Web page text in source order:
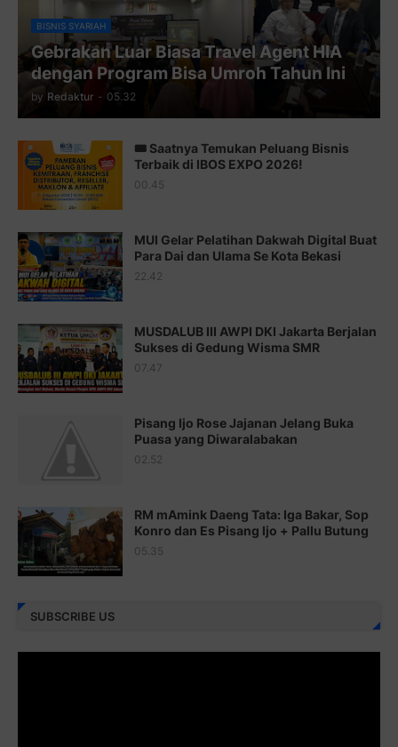
Juz 10 ⇨http://j.mp/2bHfyUH
Juz 11 ⇨http://j.mp/2bHf80y
Juz 13 ⇨http://j.mp/2bFTiKQ
Juz 14 ⇨http://j.mp/2b8SUTA
Juz 15 ⇨http://j.mp/2bFRQIM
Juz 17 ⇨http://j.mp/2brHsFz
Juz 18 ⇨http://j.mp/2b8SCfc
Juz 19 ⇨http://j.mp/2bFSq95
Juz 20 ⇨http://j.mp/2brI1zc
Juz 21 ⇨http://j.mp/2b8VcBO
http://j.mp/2bFRxNP
http://j.mp/2brItxm
Juz 25 ⇨http://j.mp/2brImlf
Juz 26 ⇨http://j.mp/2bFRHF2
BISNIS SYARIAH
Gebrakan Luar Biasa Travel Agent HIA
dengan Program Bisa Umroh Tahun Ini
by Redaktur - 05.32
🎟️ Saatnya Temukan Peluang Bisnis
Terbaik di IBOS EXPO 2026!
00.45
MUI Gelar Pelatihan Dakwah Digital Buat
Para Dai dan Ulama Se Kota Bekasi
22.42
MUSDALUB III AWPI DKI Jakarta Berjalan
Sukses di Gedung Wisma SMR
07.47
Pisang Ijo Rose Jajanan Jelang Buka
Puasa yang Diwaralabakan
02.52
RM mAmink Daeng Tata: Iga Bakar, Sop
Konro dan Es Pisang Ijo + Pallu Butung
05.35
SUBSCRIBE US